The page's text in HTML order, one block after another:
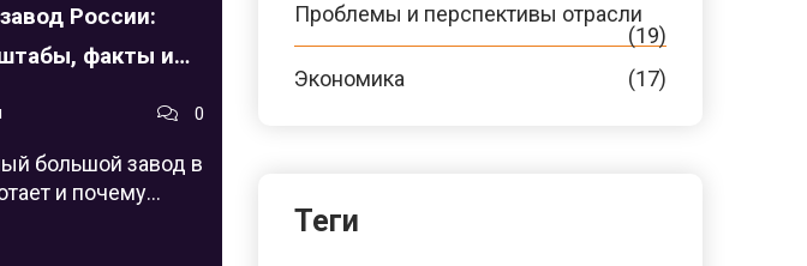
России:
факты и
0
большой завод в
и почему
детали о
Проблемы и перспективы отрасли
(19)
Экономика
(17)
Теги